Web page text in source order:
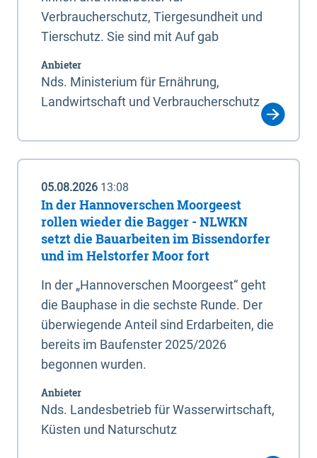
Verbraucherschutz, Tiergesundheit und
Tierschutz. Sie sind mit Auf gab
Anbieter
Nds. Ministerium für Ernährung,
Landwirtschaft und Verbraucherschutz
05.08.2026 13:08
In der Hannoverschen Moorgeest
rollen wieder die Bagger - NLWKN
setzt die Bauarbeiten im Bissendorfer
und im Helstorfer Moor fort
In der „Hannoverschen Moorgeest“ geht
die Bauphase in die sechste Runde. Der
überwiegende Anteil sind Erdarbeiten, die
bereits im Baufenster 2025/2026
begonnen wurden.
Anbieter
Nds. Landesbetrieb für Wasserwirtschaft,
Küsten und Naturschutz